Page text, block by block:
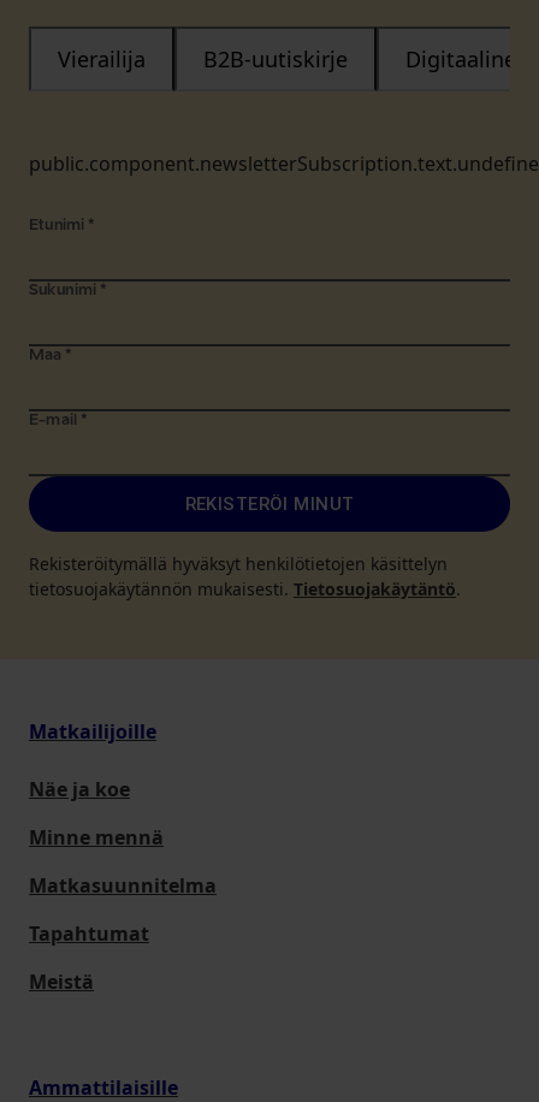
Vierailija B2B-uutiskirje Digitaalinen
Etunimi *
Sukunimi *
Maa *
E-mail *
REKISTERÖI MINUT
Rekisteröitymällä hyväksyt henkilötietojen käsittelyn
tietosuojakäytännön mukaisesti. Tietosuojakäytäntö.
Matkailijoille
Näe ja koe
Minne mennä
Matkasuunnitelma
Tapahtumat
Meistä
Ammattilaisille